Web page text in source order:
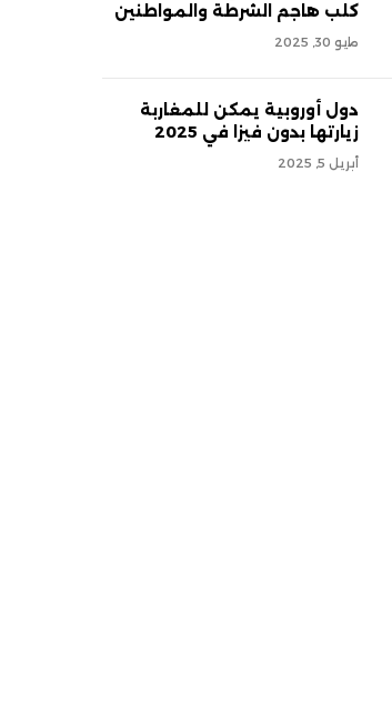
كلب هاجم الشرطة والمواطنين
مايو 30, 2025
دول أوروبية يمكن للمغاربة
زيارتها بدون فيزا في 2025
أبريل 5, 2025